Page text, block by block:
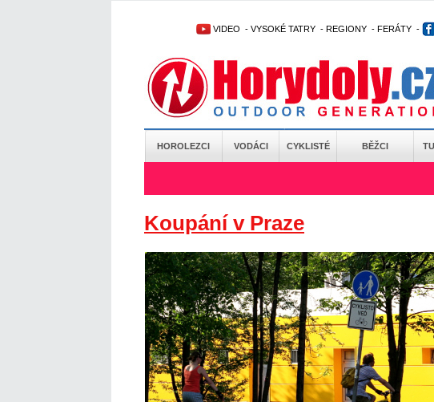
VIDEO - VYSOKÉ TATRY - REGIONY - FERÁTY -
HOROLEZCI VODÁCI CYKLISTÉ BĚŽCI
Koupání v Praze